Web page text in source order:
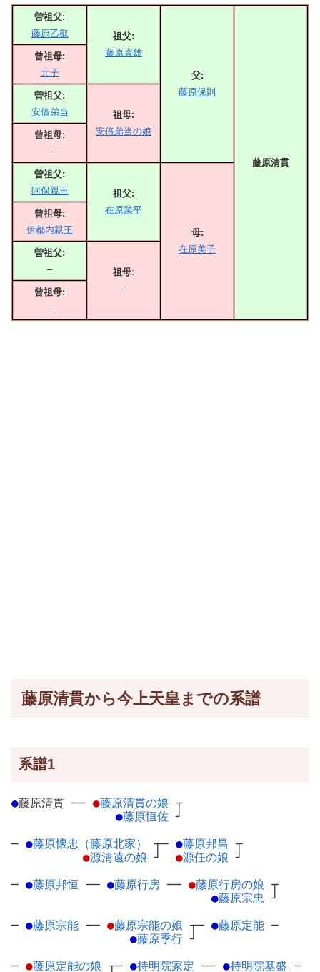
曽祖父:
藤原乙叡
祖父:
藤原貞雄
父:
藤原保則
藤原清貫
曾祖母:
元子
曽祖父:
安倍弟当
祖母:
安倍弟当の娘
曾祖母:
–
曽祖父:
阿保親王
祖父:
在原業平
母:
在原美子
曾祖母:
伊都内親王
曽祖父:
–
祖母:
–
曾祖母:
–
藤原清貫から今上天皇までの系譜
系譜1
●藤原清貫 ── ●藤原清貫の娘 ┬
●藤原恒佐 ┘
─ ●藤原懐忠（藤原北家）
┬
●源清遠の娘 ┘
─ ●藤原邦昌 ┬
●源任の娘 ┘
─ ●藤原邦恒 ── ●藤原行房 ── ●藤原行房の娘 ┬
●藤原宗忠 ┘
─ ●藤原宗能 ── ●藤原宗能の娘 ┬
●藤原季行 ┘
─ ●藤原定能 ─
─ ●藤原定能の娘 ┬─ ●持明院家定 ── ●持明院基盛 ─